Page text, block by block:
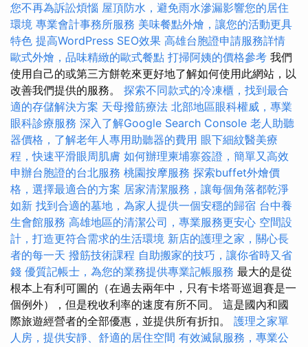
您不再為訴訟煩惱 屋頂防水，避免雨水滲漏影響您的居住
環境 專業會計事務所服務 美味餐點外燴，讓您的活動更具
特色 提高WordPress SEO效果 高雄台胞證申請服務詳情
歐式外燴，品味精緻的歐式餐點 打掃阿姨的價格參考 我們
使用自己的或第三方餅乾來更好地了解如何使用此網站，以
改善我們提供的服務。 探索不同款式的冷凍櫃，找到最合
適的存儲解決方案 天母撥筋療法 北部地區眼科權威，專業
眼科診療服務 深入了解Google Search Console 老人助聽
器價格，了解老年人專用助聽器的費用 眼下細紋醫美療
程，快速平滑眼周肌膚 如何辦理柬埔寨簽證，簡單又高效
申辦台胞證的台北服務 桃園按摩服務 探索buffet外燴價
格，選擇最適合的方案 居家清潔服務，讓每個角落都乾淨
如新 找到合適的墓地，為家人提供一個安穩的歸宿 台中養
生會館服務 高雄地區的清潔公司，專業服務更安心 空間設
計，打造更符合需求的生活環境 新店的護理之家，關心長
者的每一天 撥筋技術課程 自助搬家的技巧，讓你省時又省
錢 優質記帳士，為您的業務提供專業記帳服務 最大的是從
根本上有利可圖的（在過去兩年中，只有卡塔哥巡迴賽是一
個例外），但是稅收利率的速度有所不同。 這是國內和國
際旅遊經營者的全部優惠，並提供所有折扣。 護理之家單
人房，提供安靜、舒適的居住空間 有效滅鼠服務，專業公